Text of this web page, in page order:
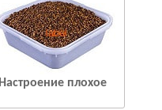
Настроение плохое